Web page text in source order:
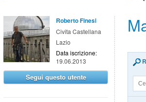
Roberto Finesi
Civita Castellana
Lazio
Data iscrizione:
19.06.2013
Segui questo utente